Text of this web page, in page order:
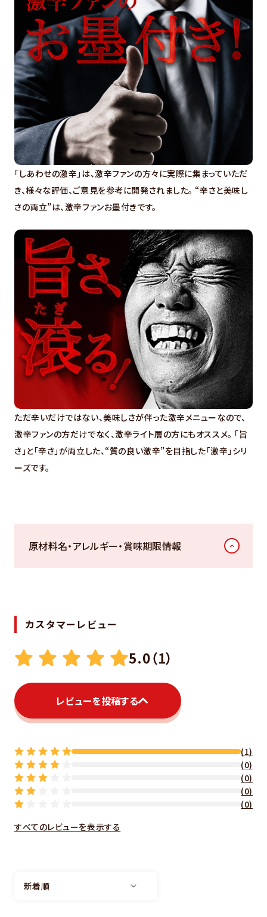
「しあわせの激辛」は、激辛ファンの方々に実際に集まっていただ
き、様々な評価、ご意見を参考に開発されました。 “辛さと美味し
さの両立”は、激辛ファンお墨付きです。
ただ辛いだけではない、美味しさが伴った激辛メニューなので、
激辛ファンの方だけでなく、激辛ライト層の方にもオススメ。 「旨
さ」と「辛さ」が両立した、“質の良い激辛”を目指した「激辛」シリ
ーズです。
原材料名・アレルギー・賞味期限情報
カスタマーレビュー
5.0（1）
レビューを投稿する
(1)
(0)
(0)
(0)
(0)
すべてのレビューを表示する